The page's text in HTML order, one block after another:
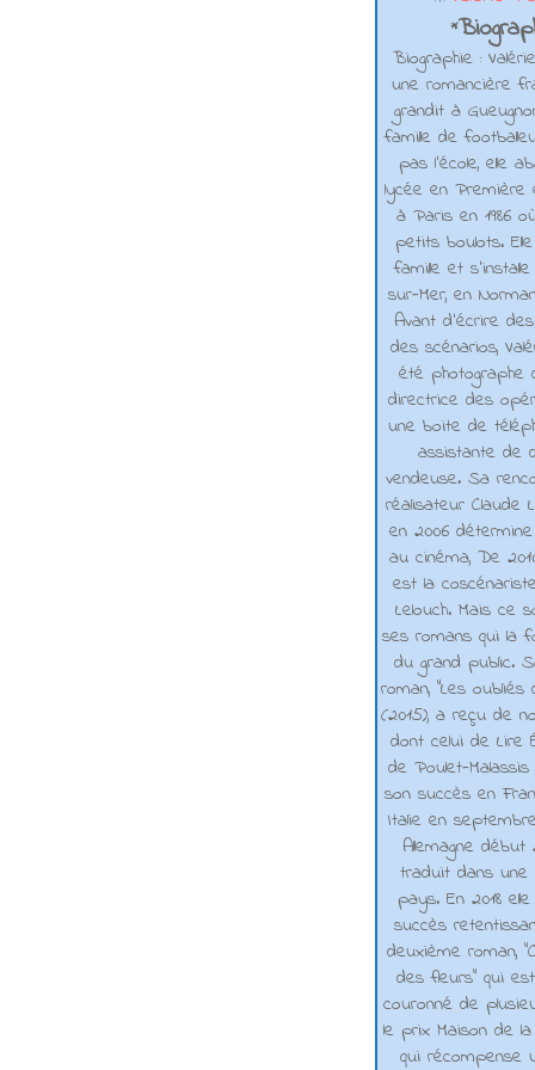
*
Biographie :
une romancière
grandit à
famille de
pas l'école, elle
lycée en
à Paris en 1986
petits boulots.
famille et
sur-Mer, en
Avant d’écrire
des scénarios,
été photographe
directrice des
une boite de
assistante de
vendeuse. Sa
réalisateur Claude
en 2006
au cinéma, De
est la
Lelouch. Mais ce
ses romans qui la
du grand public.
roman, "Les oubliés
(2015), a reçu de
dont celui de Lire
de Poulet-
son succès en
Italie en
Allemagne début
traduit dans une
pays. En 2018
succès
deuxième roman,
des fleurs" qui
couronné de
le prix Maison de la
qui récompense